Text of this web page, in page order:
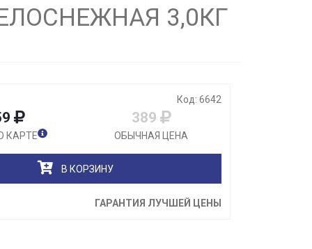
3,0КГ
Код: 6642
КАРТЕ
389
ОБЫЧНАЯ ЦЕНА
В КОРЗИНУ
ГАРАНТИЯ ЛУЧШЕЙ ЦЕНЫ
Закрыть